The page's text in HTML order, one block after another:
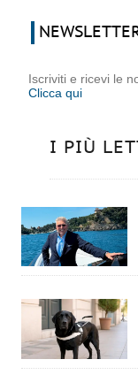
Iscriviti e ricevi le
Clicca qui
I PIÙ